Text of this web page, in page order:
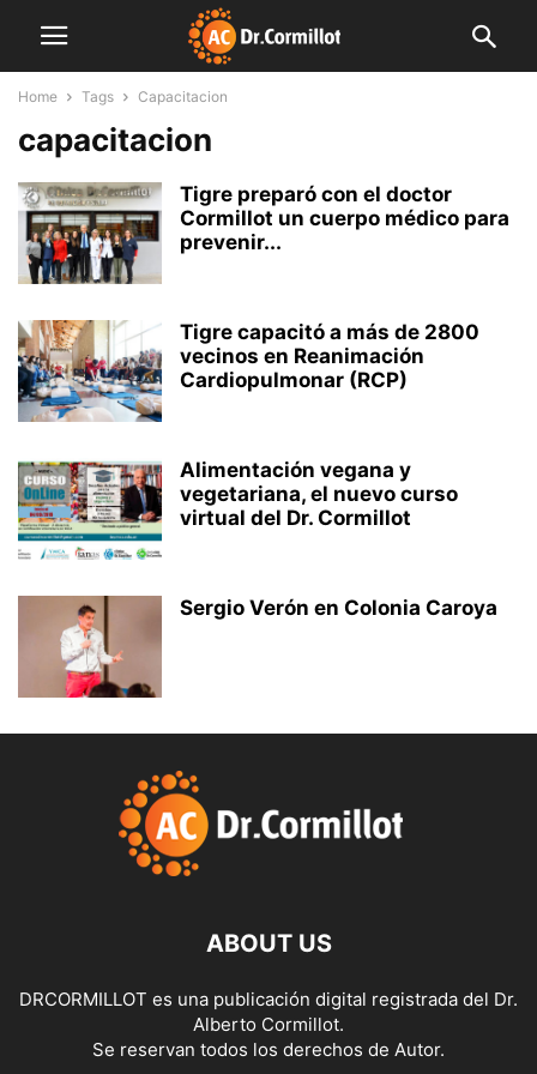
Home Tags Capacitacion
capacitacion
Tigre preparó con el doctor
Cormillot un cuerpo médico para
prevenir...
Tigre capacitó a más de 2800
vecinos en Reanimación
Cardiopulmonar (RCP)
Alimentación vegana y
vegetariana, el nuevo curso
virtual del Dr. Cormillot
Sergio Verón en Colonia Caroya
ABOUT US
DRCORMILLOT es una publicación digital registrada del Dr.
Alberto Cormillot.
Se reservan todos los derechos de Autor.